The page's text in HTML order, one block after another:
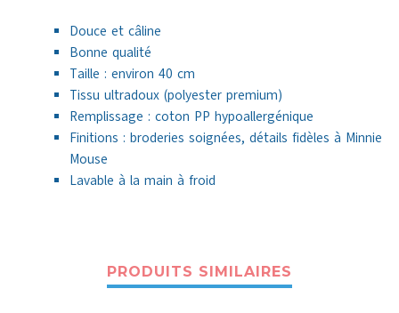
Douce et câline
Bonne qualité
Taille : environ 40 cm
Tissu ultradoux (polyester premium)
Remplissage : coton PP hypoallergénique
Finitions : broderies soignées, détails fidèles à Minnie
Mouse
Lavable à la main à froid
PRODUITS SIMILAIRES